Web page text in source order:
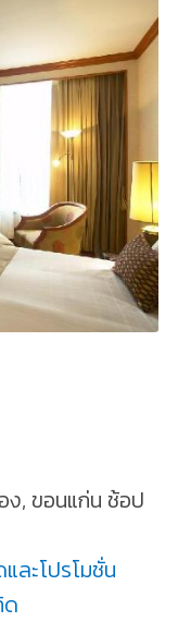
ง, ขอนแก่น ช้อป
ละโปรโมชั่น
ด